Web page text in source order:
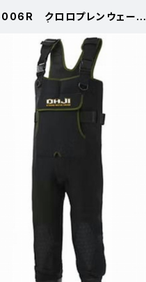
クロロプレンウェーダ
ンラインストア